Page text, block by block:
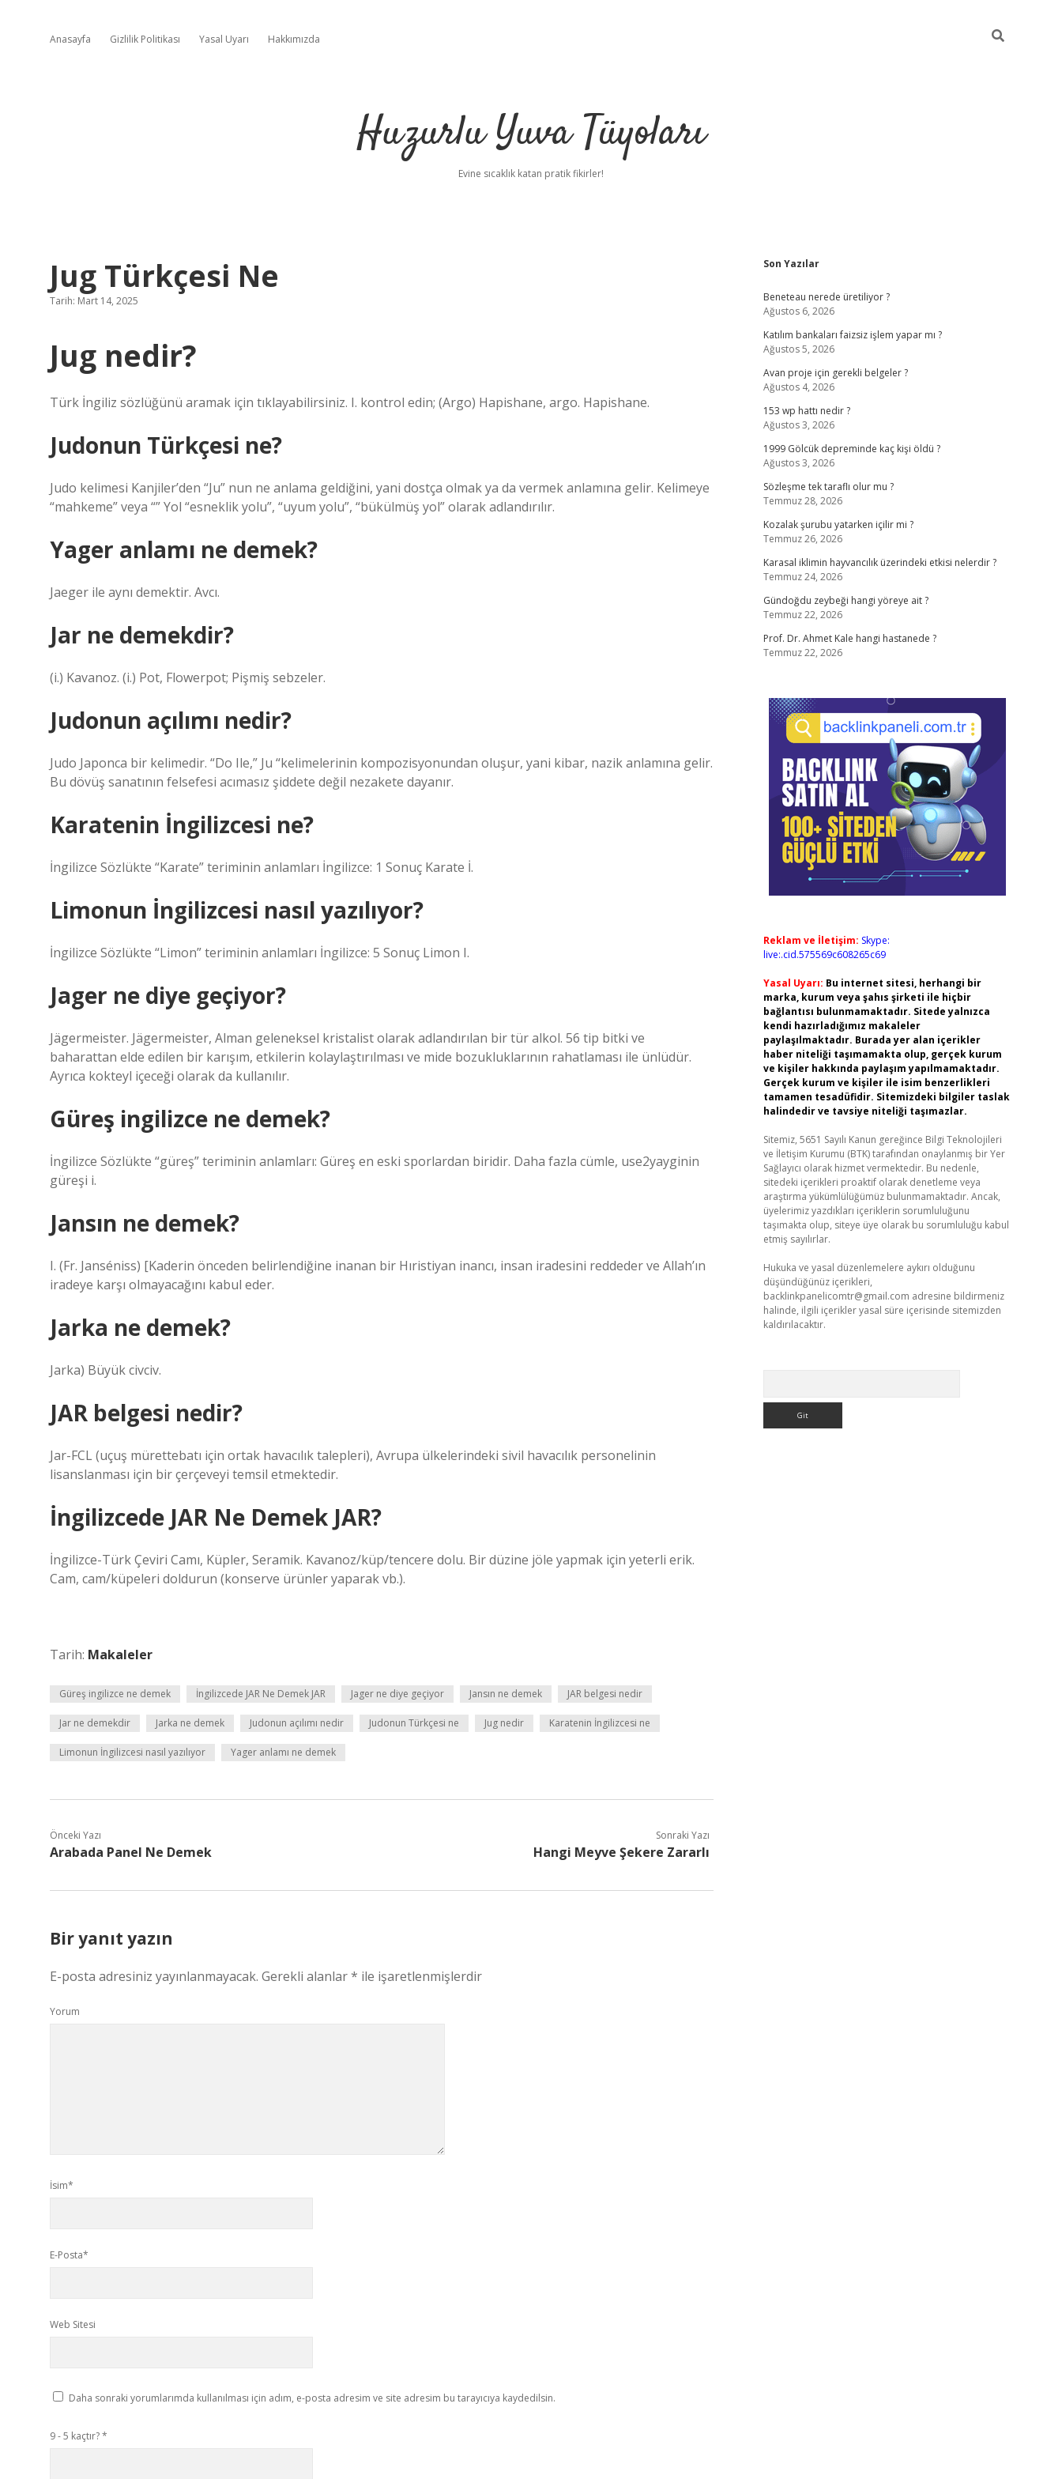
Anasayfa Gizlilik Politikası Yasal Uyarı Hakkımızda
Huzurlu Yuva Tüyoları
Evine sıcaklık katan pratik fikirler!
Jug Türkçesi Ne
Tarih: Mart 14, 2025
Jug nedir?
Türk İngiliz sözlüğünü aramak için tıklayabilirsiniz. I. kontrol edin; (Argo) Hapishane, argo. Hapishane.
Judonun Türkçesi ne?
Judo kelimesi Kanjiler’den “Ju” nun ne anlama geldiğini, yani dostça olmak ya da vermek anlamına gelir. Kelimeye
“mahkeme” veya “” Yol “esneklik yolu”, “uyum yolu”, “bükülmüş yol” olarak adlandırılır.
Yager anlamı ne demek?
Jaeger ile aynı demektir. Avcı.
Jar ne demekdir?
(i.) Kavanoz. (i.) Pot, Flowerpot; Pişmiş sebzeler.
Judonun açılımı nedir?
Judo Japonca bir kelimedir. “Do Ile,” Ju “kelimelerinin kompozisyonundan oluşur, yani kibar, nazik anlamına gelir.
Bu dövüş sanatının felsefesi acımasız şiddete değil nezakete dayanır.
Karatenin İngilizcesi ne?
İngilizce Sözlükte “Karate” teriminin anlamları İngilizce: 1 Sonuç Karate İ.
Limonun İngilizcesi nasıl yazılıyor?
İngilizce Sözlükte “Limon” teriminin anlamları İngilizce: 5 Sonuç Limon I.
Jager ne diye geçiyor?
Jägermeister. Jägermeister, Alman geleneksel kristalist olarak adlandırılan bir tür alkol. 56 tip bitki ve
baharattan elde edilen bir karışım, etkilerin kolaylaştırılması ve mide bozukluklarının rahatlaması ile ünlüdür.
Ayrıca kokteyl içeceği olarak da kullanılır.
Güreş ingilizce ne demek?
İngilizce Sözlükte “güreş” teriminin anlamları: Güreş en eski sporlardan biridir. Daha fazla cümle, use2yayginin
güreşi i.
Jansın ne demek?
I. (Fr. Janséniss) [Kaderin önceden belirlendiğine inanan bir Hıristiyan inancı, insan iradesini reddeder ve Allah’ın
iradeye karşı olmayacağını kabul eder.
Jarka ne demek?
Jarka) Büyük civciv.
JAR belgesi nedir?
Jar-FCL (uçuş mürettebatı için ortak havacılık talepleri), Avrupa ülkelerindeki sivil havacılık personelinin
lisanslanması için bir çerçeveyi temsil etmektedir.
İngilizcede JAR Ne Demek JAR?
İngilizce-Türk Çeviri Camı, Küpler, Seramik. Kavanoz/küp/tencere dolu. Bir düzine jöle yapmak için yeterli erik.
Cam, cam/küpeleri doldurun (konserve ürünler yaparak vb.).
Tarih: Makaleler
Güreş ingilizce ne demek İngilizcede JAR Ne Demek JAR Jager ne diye geçiyor Jansın ne demek JAR belgesi nedir
Jar ne demekdir Jarka ne demek Judonun açılımı nedir Judonun Türkçesi ne Jug nedir Karatenin İngilizcesi ne
Limonun İngilizcesi nasıl yazılıyor Yager anlamı ne demek
Önceki Yazı
Arabada Panel Ne Demek
Sonraki Yazı
Hangi Meyve Şekere Zararlı
Bir yanıt yazın
E-posta adresiniz yayınlanmayacak. Gerekli alanlar* ile işaretlenmişlerdir
Yorum
İsim*
E-Posta*
Web Sitesi
Daha sonraki yorumlarımda kullanılması için adım, e-posta adresim ve site adresim bu tarayıcıya kaydedilsin.
9 - 5 kaçtır?*
Sidebar
Son Yazılar
Beneteau nerede üretiliyor ?
Ağustos 6, 2026
Katılım bankaları faizsiz işlem yapar mı ?
Ağustos 5, 2026
Avan proje için gerekli belgeler ?
Ağustos 4, 2026
153 wp hattı nedir ?
Ağustos 3, 2026
1999 Gölcük depreminde kaç kişi öldü ?
Ağustos 3, 2026
Sözleşme tek taraflı olur mu ?
Temmuz 28, 2026
Kozalak şurubu yatarken içilir mi ?
Temmuz 26, 2026
Karasal iklimin hayvancılık üzerindeki etkisi nelerdir ?
Temmuz 24, 2026
Gündoğdu zeybeği hangi yöreye ait ?
Temmuz 22, 2026
Prof. Dr. Ahmet Kale hangi hastanede ?
Temmuz 22, 2026
Reklam ve İletişim: Skype:
live:.cid.575569c608265c69
Yasal Uyarı: Bu internet sitesi, herhangi bir
marka, kurum veya şahıs şirketi ile hiçbir
bağlantısı bulunmamaktadır. Sitede yalnızca
kendi hazırladığımız makaleler
paylaşılmaktadır. Burada yer alan içerikler
haber niteliği taşımamakta olup, gerçek kurum
ve kişiler hakkında paylaşım yapılmamaktadır.
Gerçek kurum ve kişiler ile isim benzerlikleri
tamamen tesadüfidir. Sitemizdeki bilgiler taslak
halindedir ve tavsiye niteliği taşımazlar.
Sitemiz, 5651 Sayılı Kanun gereğince Bilgi Teknolojileri
ve İletişim Kurumu (BTK) tarafından onaylanmış bir Yer
Sağlayıcı olarak hizmet vermektedir. Bu nedenle,
sitedeki içerikleri proaktif olarak denetleme veya
araştırma yükümlülüğümüz bulunmamaktadır. Ancak,
üyelerimiz yazdıkları içeriklerin sorumluluğunu
taşımakta olup, siteye üye olarak bu sorumluluğu kabul
etmiş sayılırlar.
Hukuka ve yasal düzenlemelere aykırı olduğunu
düşündüğünüz içerikleri,
backlinkpanelicomtr@gmail.com adresine bildirmeniz
halinde, ilgili içerikler yasal süre içerisinde sitemizden
kaldırılacaktır.
https://hiltonbet-giris.com/